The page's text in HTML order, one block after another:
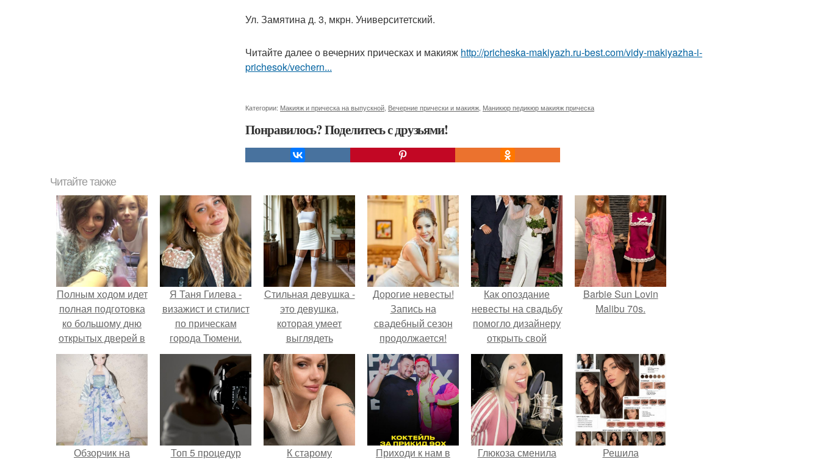
Ул. Замятина д. 3, мкрн. Университетский.
Читайте далее о вечерних прическах и макияж http://pricheska-makiyazh.ru-best.com/vidy-makiyazha-i-
prichesok/vechern...
Категории: Макияж и прическа на выпускной Вечерние прически и макияж Маникюр педикюр макияж прическа
Понравилось? Поделитесь с друзьями!
Читайте также
Полным ходом идет
полная подготовка
ко большому дню
открытых дверей в
Profushion и
презентации
испанской
профессиональной
косметики Exitenn.
Я Таня Гилева -
визажист и стилист
по прическам
города Тюмени.
Стильная девушка -
это девушка,
которая умеет
выглядеть
привлекательно и
элегантно в любои
ситуации.
Дорогие невесты!
Запись на
свадебный сезон
продолжается!
Как опоздание
невесты на свадьбу
помогло дизайнеру
открыть свой
бренд.
Barbie Sun Lovin
Malibu 70s.
Обзорчик на
Топ 5 процедур
К старому
Приходи к нам в
Глюкоза сменила
Решила